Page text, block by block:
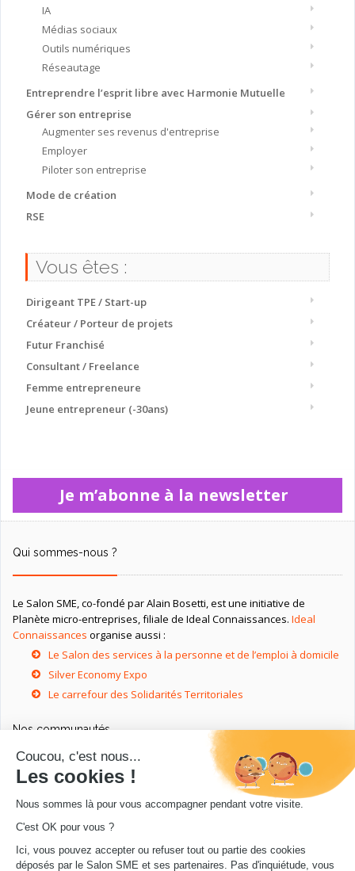
IA
Médias sociaux
Outils numériques
Réseautage
Entreprendre l’esprit libre avec Harmonie Mutuelle
Gérer son entreprise
Augmenter ses revenus d'entreprise
Employer
Piloter son entreprise
Mode de création
RSE
Vous êtes :
Dirigeant TPE / Start-up
Créateur / Porteur de projets
Futur Franchisé
Consultant / Freelance
Femme entrepreneure
Jeune entrepreneur (-30ans)
Je m’abonne à la newsletter
Qui sommes-nous ?
Le Salon SME, co-fondé par Alain Bosetti, est une initiative de
Planète micro-entreprises, filiale de Ideal Connaissances. Ideal
Connaissances organise aussi :
Le Salon des services à la personne et de l’emploi à domicile
Silver Economy Expo
Le carrefour des Solidarités Territoriales
Nos communautés
Ressources utiles